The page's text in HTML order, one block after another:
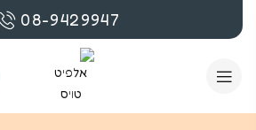
08-9429947